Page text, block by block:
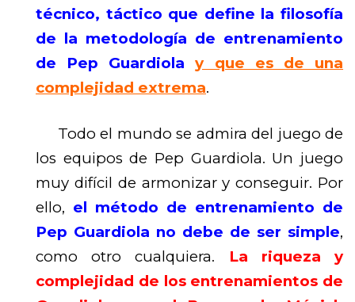
técnico, táctico que define la filosofía
de la metodología de entrenamiento
de Pep Guardiola
y que es de una
complejidad extrema.
Todo el mundo se admira del juego de
los equipos de Pep Guardiola. Un juego
muy difícil de armonizar y conseguir. Por
ello, el método de entrenamiento de
Pep Guardiola no debe de ser simple,
como otro cualquiera.
La riqueza y
complejidad de los entrenamientos de